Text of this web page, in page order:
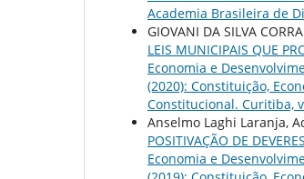
Academia Brasileira de
GIOVANI DA SILVA
LEIS MUNICIPAIS QUE
Economia e
(2020): Constituição,
Constitucional. Curitiba,
Anselmo Laghi Laranja,
POSITIVAÇÃO DE
Economia e